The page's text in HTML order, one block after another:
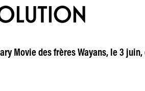
Movie des frères Wayans, le 3